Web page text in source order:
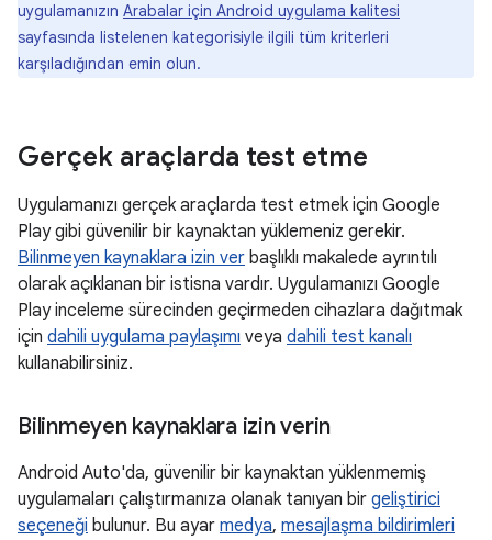
uygulamanızın Arabalar için Android uygulama kalitesi
sayfasında listelenen kategorisiyle ilgili tüm kriterleri
karşıladığından emin olun.
Gerçek araçlarda test etme
Uygulamanızı gerçek araçlarda test etmek için Google
Play gibi güvenilir bir kaynaktan yüklemeniz gerekir.
Bilinmeyen kaynaklara izin ver başlıklı makalede ayrıntılı
olarak açıklanan bir istisna vardır. Uygulamanızı Google
Play inceleme sürecinden geçirmeden cihazlara dağıtmak
için dahili uygulama paylaşımı veya dahili test kanalı
kullanabilirsiniz.
Bilinmeyen kaynaklara izin verin
Android Auto'da, güvenilir bir kaynaktan yüklenmemiş
uygulamaları çalıştırmanıza olanak tanıyan bir geliştirici
seçeneği bulunur. Bu ayar medya, mesajlaşma bildirimleri